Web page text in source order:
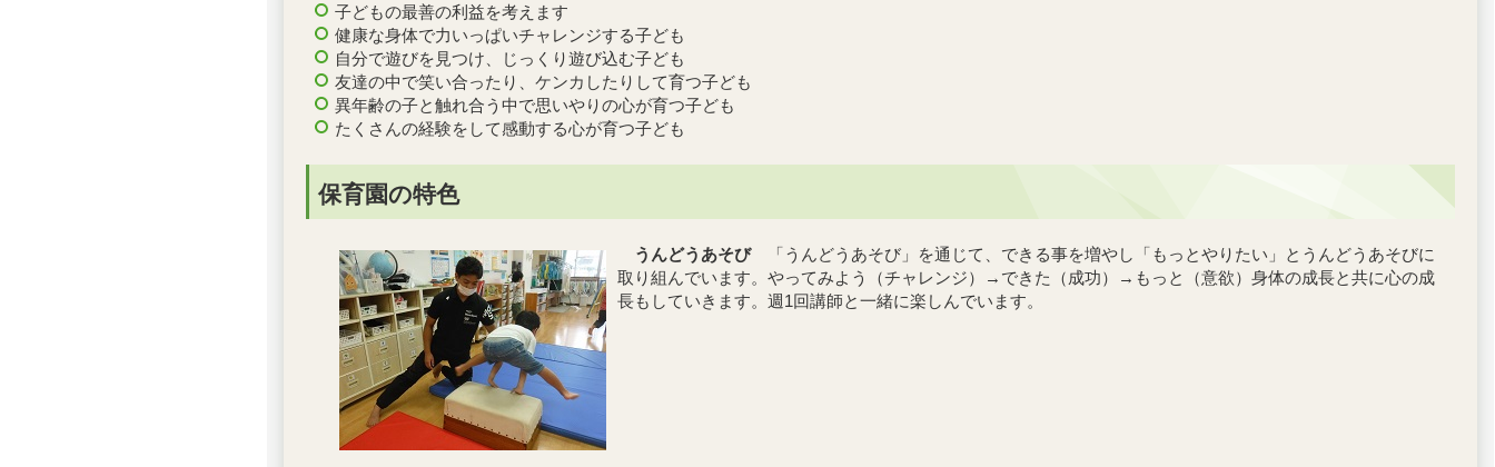
子どもの最善の利益を考えます
健康な身体で力いっぱいチャレンジする子ども
自分で遊びを見つけ、じっくり遊び込む子ども
友達の中で笑い合ったり、ケンカしたりして育つ子ども
異年齢の子と触れ合う中で思いやりの心が育つ子ども
たくさんの経験をして感動する心が育つ子ども
保育園の特色
うんどうあそび
「うんどうあそび」を通じて、できる事を増やし「もっとやりたい」とうんどうあそびに
取り組んでいます。やってみよう（チャレンジ）→できた（成功）→もっと（意欲）身体の成長と共に心の成
長もしていきます。週1回講師と一緒に楽しんでいます。